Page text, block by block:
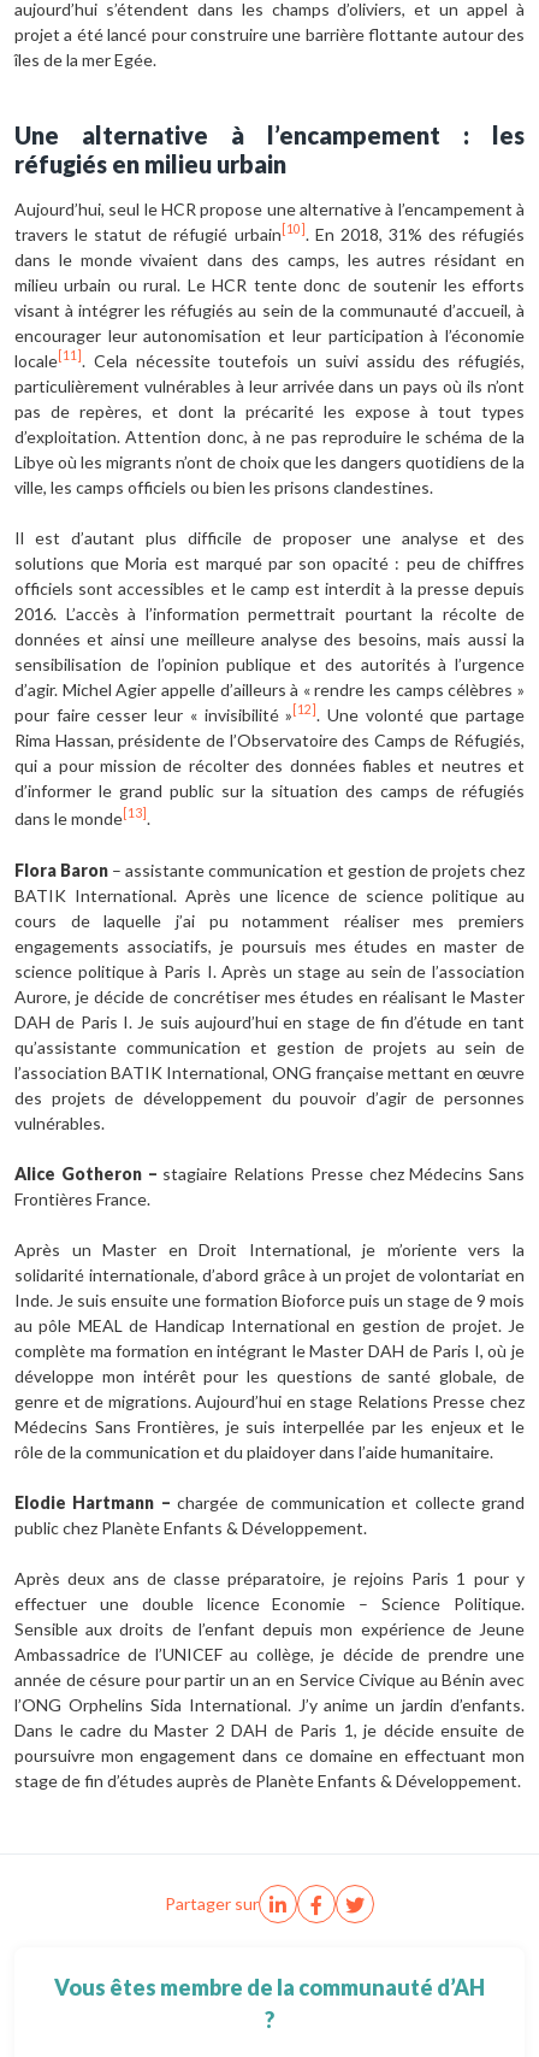
aujourd’hui s’étendent dans les champs d’oliviers, et un appel à
projet a été lancé pour construire une barrière flottante autour des
îles de la mer Egée.
Une alternative à l’encampement
: les
réfugiés en milieu urbain
Aujourd’hui, seul le HCR propose une alternative à l’encampement à
travers le statut de réfugié urbain [10] . En 2018, 31% des réfugiés
dans le monde vivaient dans des camps, les autres résidant en
milieu urbain ou rural. Le HCR tente donc de soutenir les efforts
visant à intégrer les réfugiés au sein de la communauté d’accueil, à
encourager leur autonomisation et leur participation à l’économie
locale [11] . Cela nécessite toutefois un suivi assidu des réfugiés,
particulièrement vulnérables à leur arrivée dans un pays où ils n’ont
pas de repères, et dont la précarité les expose à tout types
d’exploitation. Attention donc, à ne pas reproduire le schéma de la
Libye où les migrants n’ont de choix que les dangers quotidiens de la
ville, les camps officiels ou bien les prisons clandestines.
Il est d’autant plus difficile de proposer une analyse et des
solutions que Moria est marqué par son opacité : peu de chiffres
officiels sont accessibles et le camp est interdit à la presse depuis
2016. L’accès à l’information permettrait pourtant la récolte de
données et ainsi une meilleure analyse des besoins, mais aussi la
sensibilisation de l’opinion publique et des autorités à l’urgence
d’agir. Michel Agier appelle d’ailleurs à « rendre les camps célèbres »
pour faire cesser leur « invisibilité » [12] . Une volonté que partage
Rima Hassan, présidente de l’Observatoire des Camps de Réfugiés,
qui a pour mission de récolter des données fiables et neutres et
d’informer le grand public sur la situation des camps de réfugiés
dans le monde [13] .
Flora Baron – assistante communication et gestion de projets chez
BATIK International. Après une licence de science politique au
cours de laquelle j’ai pu notamment réaliser mes premiers
engagements associatifs, je poursuis mes études en master de
science politique à Paris I. Après un stage au sein de l’association
Aurore, je décide de concrétiser mes études en réalisant le Master
DAH de Paris I. Je suis aujourd’hui en stage de fin d’étude en tant
qu’assistante communication et gestion de projets au sein de
l’association BATIK International, ONG française mettant en œuvre
des projets de développement du pouvoir d’agir de personnes
vulnérables.
Alice Gotheron– stagiaire Relations Presse chez Médecins Sans
Frontières France.
Après un Master en Droit International, je m’oriente vers la
solidarité internationale, d’abord grâce à un projet de volontariat en
Inde. Je suis ensuite une formation Bioforce puis un stage de 9 mois
au pôle MEAL de Handicap International en gestion de projet. Je
complète ma formation en intégrant le Master DAH de Paris I, où je
développe mon intérêt pour les questions de santé globale, de
genre et de migrations. Aujourd’hui en stage Relations Presse chez
Médecins Sans Frontières, je suis interpellée par les enjeux et le
rôle de la communication et du plaidoyer dans l’aide humanitaire.
Elodie Hartmann – chargée de communication et collecte grand
public chez Planète Enfants & Développement.
Après deux ans de classe préparatoire, je rejoins Paris 1 pour y
effectuer une double licence Economie – Science Politique.
Sensible aux droits de l’enfant depuis mon expérience de Jeune
Ambassadrice de l’UNICEF au collège, je décide de prendre une
année de césure pour partir un an en Service Civique au Bénin avec
l’ONG Orphelins Sida International. J’y anime un jardin d’enfants.
Dans le cadre du Master 2 DAH de Paris 1, je décide ensuite de
poursuivre mon engagement dans ce domaine en effectuant mon
stage de fin d’études auprès de Planète Enfants & Développement.
Partager sur
Vous êtes membre de la communauté d’AH
?